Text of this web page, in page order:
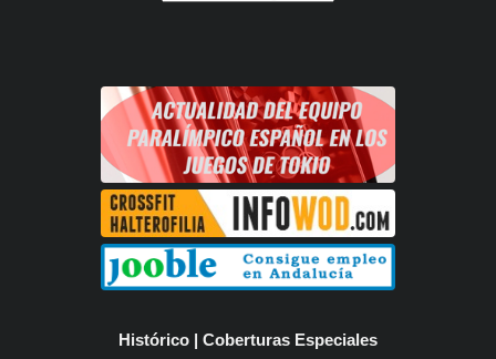
Histórico | Coberturas Especiales